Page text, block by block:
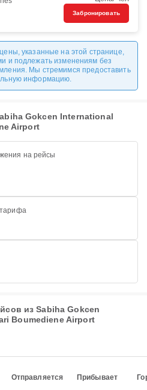
Забронировать
указанные на этой странице,
и подлежать изменениям без
Мы стремимся предоставить
информацию.
Gokcen International
Airport
на рейсы
тарифа
из Sabiha Gokcen
Boumediene Airport
Отправляется Прибывает